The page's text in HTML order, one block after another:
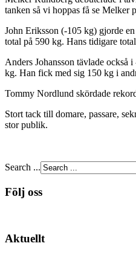
tanken så vi hoppas få se Melker
John Eriksson (-105 kg) gjorde
total på 590 kg. Hans tidigare
Anders Johansson tävlade
kg. Han fick med sig 150 kg i
Tommy Nordlund skördade
Stort tack till domare, passare,
stor publik.
Search ...
Följ oss
Aktuellt